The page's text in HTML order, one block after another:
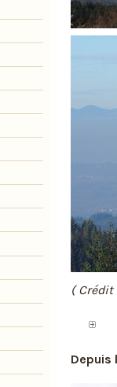
( Crédit
Depuis